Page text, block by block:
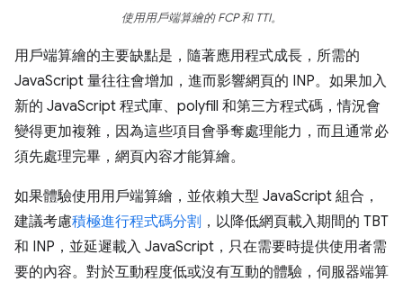
使用用戶端算繪的 FCP 和 TTI。
用戶端算繪的主要缺點是，隨著應用程式成長，所需的
JavaScript 量往往會增加，進而影響網頁的 INP。如果加入
新的 JavaScript 程式庫、polyfill 和第三方程式碼，情況會
變得更加複雜，因為這些項目會爭奪處理能力，而且通常必
須先處理完畢，網頁內容才能算繪。
如果體驗使用用戶端算繪，並依賴大型 JavaScript 組合，
建議考慮積極進行程式碼分割 ，以降低網頁載入期間的 TBT
和 INP，並延遲載入 JavaScript，只在需要時提供使用者需
要的內容。對於互動程度低或沒有互動的體驗，伺服器端算